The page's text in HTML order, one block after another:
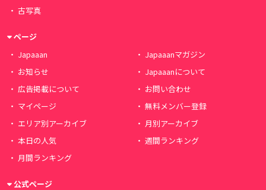
古写真
ページ
Japaaan
Japaaanマガジン
お知らせ
Japaaanについて
広告掲載について
お問い合わせ
マイページ
無料メンバー登録
エリア別アーカイブ
月別アーカイブ
本日の人気
週間ランキング
月間ランキング
公式ページ